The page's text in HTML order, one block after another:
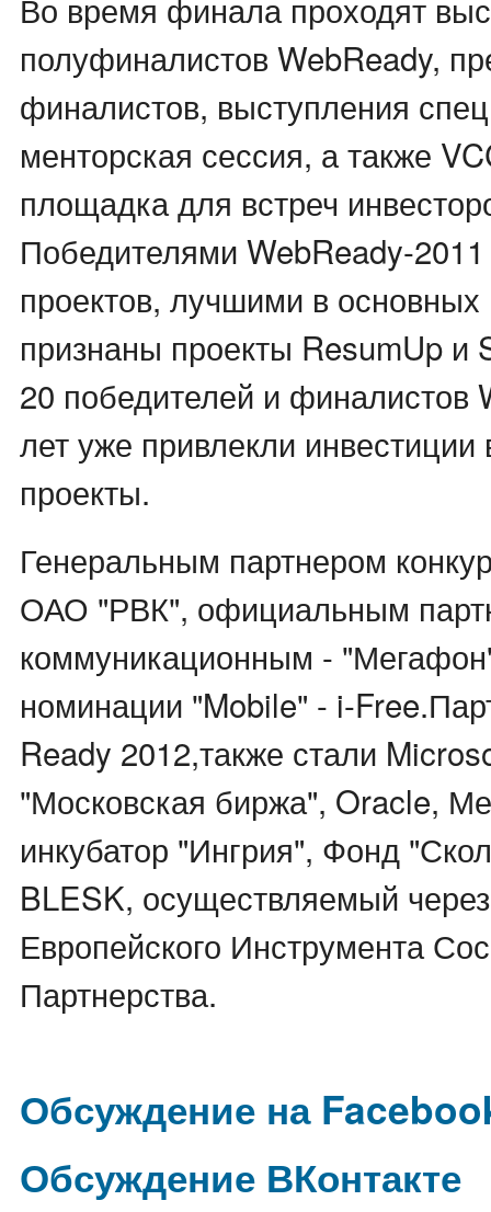
полуфиналистов WebReady,
финалистов, выступления
менторская сессия, а также
площадка для встреч
Победителями WebReady-
проектов, лучшими в
признаны проекты ResumUp и
20 победителей и финалистов
лет уже привлекли
проекты.
Генеральным партнером
ОАО "РВК", официальным
коммуникационным -
номинации "Mobile" - i-
Ready 2012,также стали
"Московская биржа", Oracle,
инкубатор "Ингрия", Фонд
BLESK, осуществляемый
Европейского Инструмента
Партнерства.
Обсуждение на
Обсуждение ВКонтакте